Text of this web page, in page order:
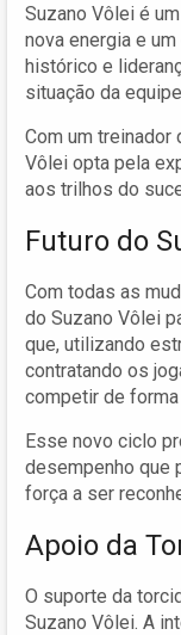
Suzano Vôlei é
nova energia e
histórico e
situação da
Com um treinador
Vôlei opta pela
aos trilhos do
Futuro do
Com todas as
do Suzano Vôlei
que, utilizando
contratando os
competir de
Esse novo ciclo
desempenho que
força a ser
Apoio da
O suporte da
Suzano Vôlei. A